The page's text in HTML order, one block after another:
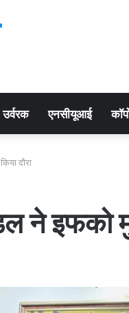
उर्वरक एनसीयूआई
दौरा
ने इफको